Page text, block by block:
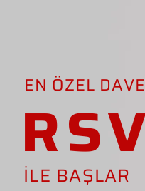
EN ÖZEL
İLE BAŞLAR